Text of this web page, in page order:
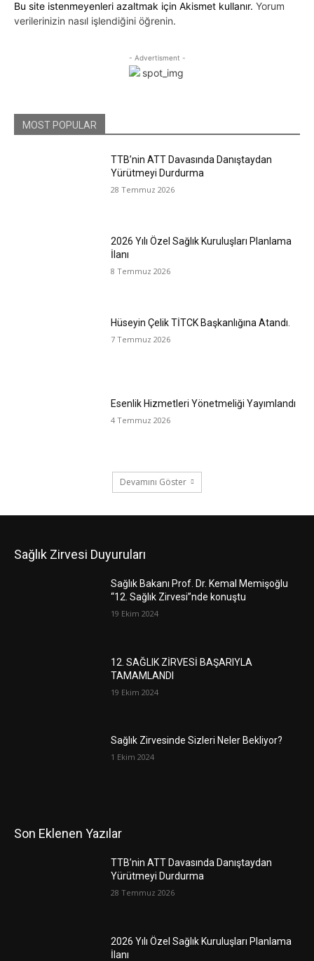
Bu site istenmeyenleri azaltmak için Akismet kullanır. Yorum
verilerinizin nasıl işlendiğini öğrenin.
- Advertisment -
MOST POPULAR
TTB’nin ATT Davasında Danıştaydan
Yürütmeyi Durdurma
28 Temmuz 2026
2026 Yılı Özel Sağlık Kuruluşları Planlama
İlanı
8 Temmuz 2026
Hüseyin Çelik TİTCK Başkanlığına Atandı.
7 Temmuz 2026
Esenlik Hizmetleri Yönetmeliği Yayımlandı
4 Temmuz 2026
Devamını Göster
Sağlık Zirvesi Duyuruları
Sağlık Bakanı Prof. Dr. Kemal Memişoğlu
“12. Sağlık Zirvesi”nde konuştu
19 Ekim 2024
12. SAĞLIK ZİRVESİ BAŞARIYLA
TAMAMLANDI
19 Ekim 2024
Sağlık Zirvesinde Sizleri Neler Bekliyor?
1 Ekim 2024
Son Eklenen Yazılar
TTB’nin ATT Davasında Danıştaydan
Yürütmeyi Durdurma
28 Temmuz 2026
2026 Yılı Özel Sağlık Kuruluşları Planlama
İlanı